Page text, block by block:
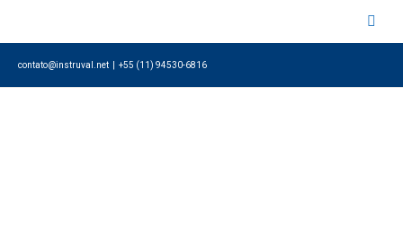
conteúdo
contato@instruval.net | +55 (11) 94530-6816